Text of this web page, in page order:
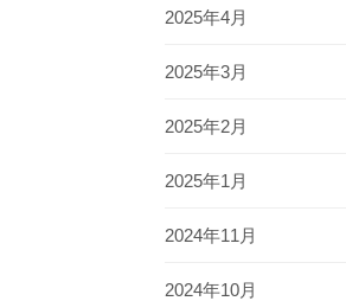
2025年4月
2025年3月
2025年2月
2025年1月
2024年11月
2024年10月